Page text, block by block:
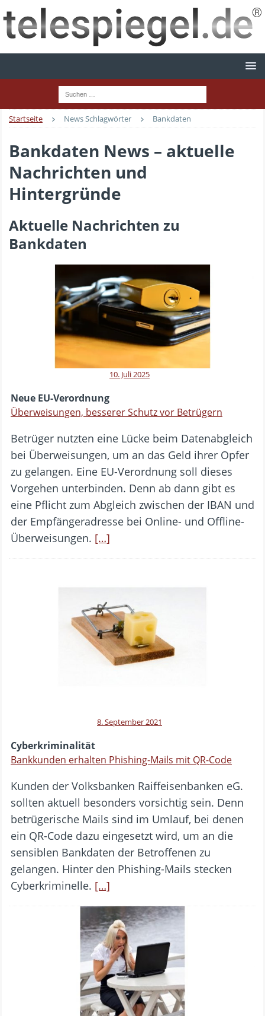
Startseite News Schlagwörter Bankdaten
Bankdaten News – aktuelle
Nachrichten und
Hintergründe
Aktuelle Nachrichten zu
Bankdaten
10. Juli 2025
Neue EU-Verordnung
Überweisungen, besserer Schutz vor Betrügern
Betrüger nutzten eine Lücke beim Datenabgleich
bei Überweisungen, um an das Geld ihrer Opfer
zu gelangen. Eine EU-Verordnung soll dieses
Vorgehen unterbinden. Denn ab dann gibt es
eine Pflicht zum Abgleich zwischen der IBAN und
der Empfängeradresse bei Online- und Offline-
Überweisungen. […]
8. September 2021
Cyberkriminalität
Bankkunden erhalten Phishing-Mails mit QR-Code
Kunden der Volksbanken Raiffeisenbanken eG.
sollten aktuell besonders vorsichtig sein. Denn
betrügerische Mails sind im Umlauf, bei denen
ein QR-Code dazu eingesetzt wird, um an die
sensiblen Bankdaten der Betroffenen zu
gelangen. Hinter den Phishing-Mails stecken
Cyberkriminelle. […]